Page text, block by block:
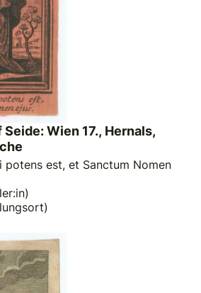
Wien 17., Hernals,
potens est, et Sanctum Nomen